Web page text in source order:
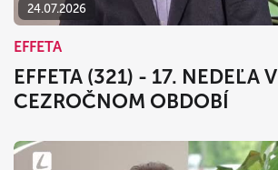
24.07.2026
EFFETA
EFFETA (321) - 17. NEDEĽA V
CEZROČNOM OBDOBÍ